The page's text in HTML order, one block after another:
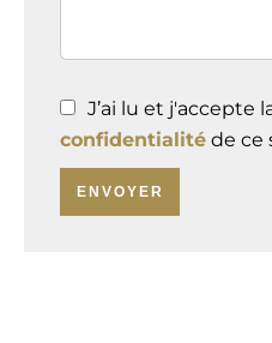
J’ai lu et j'accepte
confidentialité de ce
ENVOYER